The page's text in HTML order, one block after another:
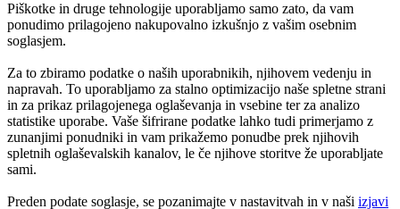
Piškotke in druge tehnologije uporabljamo samo zato, da vam
ponudimo prilagojeno nakupovalno izkušnjo z vašim osebnim
soglasjem.
Za to zbiramo podatke o naših uporabnikih, njihovem vedenju in
napravah. To uporabljamo za stalno optimizacijo naše spletne strani
in za prikaz prilagojenega oglaševanja in vsebine ter za analizo
statistike uporabe. Vaše šifrirane podatke lahko tudi primerjamo z
zunanjimi ponudniki in vam prikažemo ponudbe prek njihovih
spletnih oglaševalskih kanalov, le če njihove storitve že uporabljate
sami.
Preden podate soglasje, se pozanimajte v nastavitvah in v naši izjavi